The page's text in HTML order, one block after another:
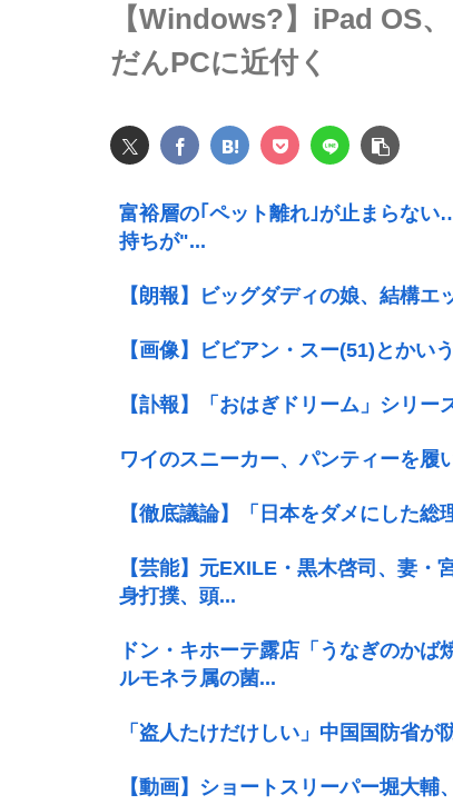
【Windows?】iPad OS
だんPCに近付く
富裕層の｢ペット離れ｣が止まらな
持ちが"...
【朗報】ビッグダディの娘、結構エ
【画像】ビビアン・スー(51)とかい
【訃報】「おはぎドリーム」シリ
ワイのスニーカー、パンティーを履
【徹底議論】「日本をダメにした
【芸能】元EXILE・黒木啓司、妻
身打撲、頭...
ドン・キホーテ露店「うなぎのか
ルモネラ属の菌...
「盗人たけだけしい」中国国防省
【動画】ショートスリーパー堀大